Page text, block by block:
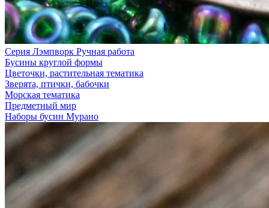
Серия Лэмпворк Ручная работа
Бусины круглой формы
Цветочки, растительная тематика
Зверята, птички, бабочки
Морская тематика
Предметный мир
Наборы бусин Мурано